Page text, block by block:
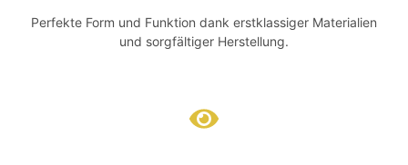
Perfekte Form und Funktion dank erstklassiger Materialien
und sorgfältiger Herstellung.